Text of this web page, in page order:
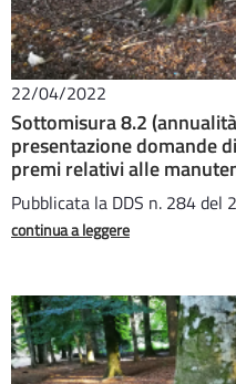
22/04/2022
Sottomisura 8.2
presentazione domande
premi relativi alle
Pubblicata la DDS n. 284 del
continua a leggere